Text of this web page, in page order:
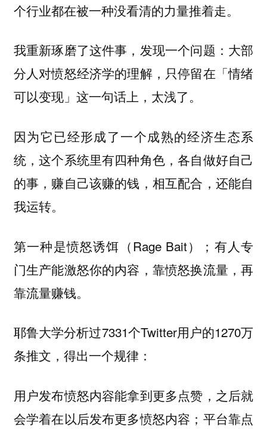
个行业都在被一种没看清的力量推着走。
我重新琢磨了这件事，发现一个问题： 大部
分人对愤怒经济学的理解，只停留在「情绪
可以变现」这一句话上， 太浅了。
因为它已经形成了一个成熟的经济生态系
统，这个系统里有四种角色，各自做好自己
的事，赚自己该赚的钱，相互配合，还能自
我运转。
第一种是愤怒诱饵 （Rage Bait）；有人专
门生产能激怒你的内容，靠愤怒换流量，再
靠流量赚钱。
耶鲁大学分析过7331个Twitter用户的1270万
条推文，得出一个规律：
用户发布愤怒内容能拿到更多点赞，之后就
会学着在以后发布更多愤怒内容；平台靠点